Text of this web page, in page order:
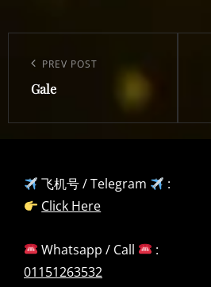
navigation
Previous
Post
PREV POST
Gale
飞机号 / Telegram
:
Click Here
Whatsapp / Call
:
01151263532